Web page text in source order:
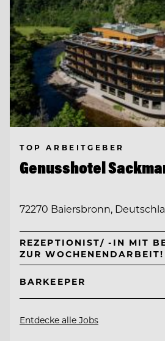
TOP ARBEITGEBER
Genusshotel
72270 Baiersbronn,
REZEPTIONIST/ -IN MIT
ZUR WOCHENENDARBEIT!
BARKEEPER
Entdecke alle Jobs